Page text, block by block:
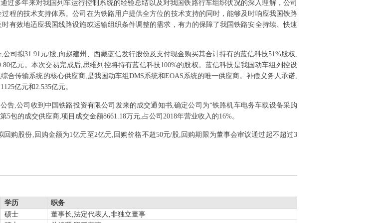
通过多年来对我国列车运行控制系统的经验总结以及对我国铁路行车组织状况的深入理解，公司
程的技术支持体系。公司在为铁路用户提供全方位的技术支持的同时，能够及时响应我国铁路
有效地适应我国线路设施或运输组织条件调整的需求，有力的保障了我国铁路安全持续、快速
,公司拟31.91元/股,向赵建州、西藏蓝信发行股份及支付现金购买其合计持有的蓝信科技51%股权,
亿元。本次交易完成后,思维列控将持有蓝信科技100%的股权。蓝信科技是我国动车组列控设
合传输系统的核心供应商,是我国动车组DMS系统和EOAS系统的唯一供应商。补偿义务人承诺,
亿元和2.535亿元。
公告,公司收到中国铁路投资有限公司发来的成交通知书,确定公司为“铁路机车电务车载设备采购
包的成交供应商,项目成交金额8661.18万元,占公司2018年营业收入的16%。
回购股份,回购金额为1亿元至2亿元,回购价格不超50元/股,回购期限为董事会审议通过起不超过3
学历
职务
硕士
董事长,法定代表人,非独立董事